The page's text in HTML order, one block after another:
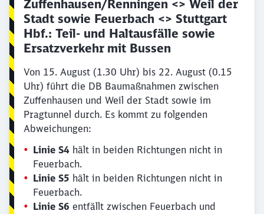
Zuffenhausen/Renningen <> Weil der
Stadt sowie Feuerbach <> Stuttgart
Hbf.: Teil- und Haltausfälle sowie
Ersatzverkehr mit Bussen
Von 15. August (1.30 Uhr) bis 22. August (0.15
Uhr) führt die DB Baumaßnahmen zwischen
Zuffenhausen und Weil der Stadt sowie im
Pragtunnel durch. Es kommt zu folgenden
Abweichungen:
Linie S4 hält in beiden Richtungen nicht in
Feuerbach.
Linie S5 hält in beiden Richtungen nicht in
Feuerbach.
Linie S6 entfällt zwischen Feuerbach und